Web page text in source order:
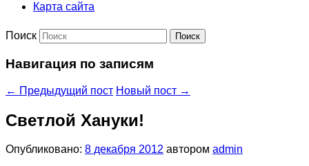
Карта сайта
Поиск
Навигация по записям
← Предыдущий пост Новый пост →
Светлой Хануки!
Опубликовано: 8 декабря 2012 автором admin